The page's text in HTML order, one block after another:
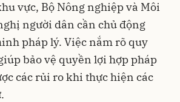
vực, Bộ Nông nghiệp và Môi
người dân cần chủ động
pháp lý. Việc nắm rõ quy
bảo vệ quyền lợi hợp pháp
các rủi ro khi thực hiện các